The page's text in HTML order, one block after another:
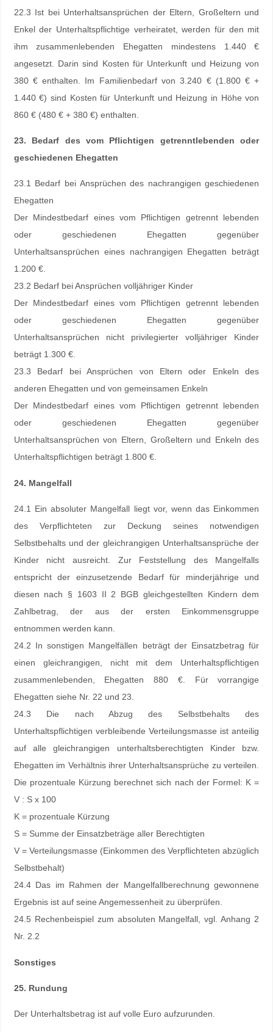
22.3 Ist bei Unterhaltsansprüchen der Eltern, Großeltern und
Enkel der Unterhaltspflichtige verheiratet, werden für den mit
ihm zusammenlebenden Ehegatten mindestens 1.440 €
angesetzt. Darin sind Kosten für Unterkunft und Heizung von
380 € enthalten. Im Familienbedarf von 3.240 € (1.800 € +
1.440 €) sind Kosten für Unterkunft und Heizung in Höhe von
860 € (480 € + 380 €) enthalten.
23. Bedarf des vom Pflichtigen getrenntlebenden oder
geschiedenen Ehegatten
23.1 Bedarf bei Ansprüchen des nachrangigen geschiedenen
Ehegatten
Der Mindestbedarf eines vom Pflichtigen getrennt lebenden
oder geschiedenen Ehegatten gegenüber
Unterhaltsansprüchen eines nachrangigen Ehegatten beträgt
1.200 €.
23.2 Bedarf bei Ansprüchen volljähriger Kinder
Der Mindestbedarf eines vom Pflichtigen getrennt lebenden
oder geschiedenen Ehegatten gegenüber
Unterhaltsansprüchen nicht privilegierter volljähriger Kinder
beträgt 1.300 €.
23.3 Bedarf bei Ansprüchen von Eltern oder Enkeln des
anderen Ehegatten und von gemeinsamen Enkeln
Der Mindestbedarf eines vom Pflichtigen getrennt lebenden
oder geschiedenen Ehegatten gegenüber
Unterhaltsansprüchen von Eltern, Großeltern und Enkeln des
Unterhaltspflichtigen beträgt 1.800 €.
24. Mangelfall
24.1 Ein absoluter Mangelfall liegt vor, wenn das Einkommen
des Verpflichteten zur Deckung seines notwendigen
Selbstbehalts und der gleichrangigen Unterhaltsansprüche der
Kinder nicht ausreicht. Zur Feststellung des Mangelfalls
entspricht der einzusetzende Bedarf für minderjährige und
diesen nach § 1603 II 2 BGB gleichgestellten Kindern dem
Zahlbetrag, der aus der ersten Einkommensgruppe
entnommen werden kann.
24.2 In sonstigen Mangelfällen beträgt der Einsatzbetrag für
einen gleichrangigen, nicht mit dem Unterhaltspflichtigen
zusammenlebenden, Ehegatten 880 €. Für vorrangige
Ehegatten siehe Nr. 22 und 23.
24.3 Die nach Abzug des Selbstbehalts des
Unterhaltspflichtigen verbleibende Verteilungsmasse ist anteilig
auf alle gleichrangigen unterhaltsberechtigten Kinder bzw.
Ehegatten im Verhältnis ihrer Unterhaltsansprüche zu verteilen.
Die prozentuale Kürzung berechnet sich nach der Formel: K =
V : S x 100
K = prozentuale Kürzung
S = Summe der Einsatzbeträge aller Berechtigten
V = Verteilungsmasse (Einkommen des Verpflichteten abzüglich
Selbstbehalt)
24.4 Das im Rahmen der Mangelfallberechnung gewonnene
Ergebnis ist auf seine Angemessenheit zu überprüfen.
24.5 Rechenbeispiel zum absoluten Mangelfall, vgl. Anhang 2
Nr. 2.2
Sonstiges
25. Rundung
Der Unterhaltsbetrag ist auf volle Euro aufzurunden.